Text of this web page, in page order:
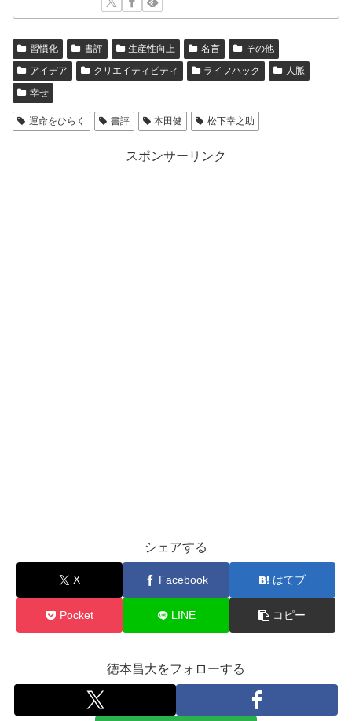
習慣化 書評 生産性向上 名言
その他
アイデア
クリエイティビティ ライフハック
人脈
幸せ
運命をひらく 書評 本田健 松下幸之助
スポンサーリンク
シェアする
X Facebook はてブ
Pocket LINE コピー
徳本昌大をフォローする